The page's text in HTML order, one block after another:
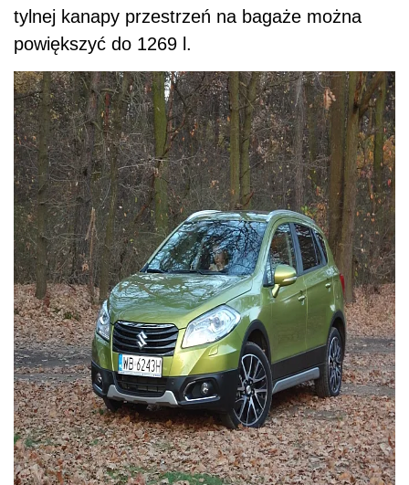
tylnej kanapy przestrzeń na bagaże można
powiększyć do 1269 l.